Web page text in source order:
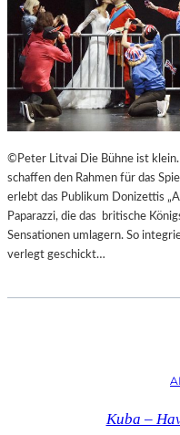
©Peter Litvai Die Bühne ist
schaffen den Rahmen für das
erlebt das Publikum Donizettis
Paparazzi, die das britische
Sensationen umlagern. So
verlegt geschickt…
Kuba –